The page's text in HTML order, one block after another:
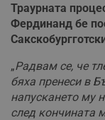
Траурната
Фердинанд бе
„Радвам се, че
бяха пренеси в
напускането му
след кончината